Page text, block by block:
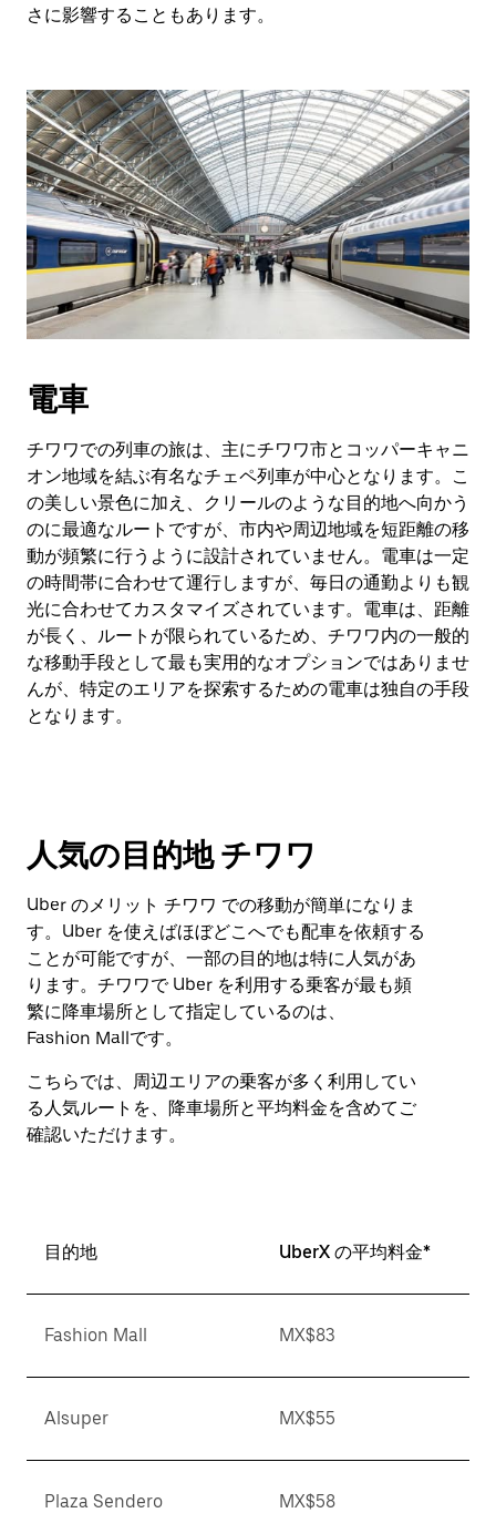
さに影響することもあります。
電車
チワワでの列車の旅は、主にチワワ市とコッパーキャニ
オン地域を結ぶ有名なチェペ列車が中心となります。こ
の美しい景色に加え、クリールのような目的地へ向かう
のに最適なルートですが、市内や周辺地域を短距離の移
動が頻繁に行うように設計されていません。電車は一定
の時間帯に合わせて運行しますが、毎日の通勤よりも観
光に合わせてカスタマイズされています。電車は、距離
が長く、ルートが限られているため、チワワ内の一般的
な移動手段として最も実用的なオプションではありませ
んが、特定のエリアを探索するための電車は独自の手段
となります。
人気の目的地 チワワ
Uber のメリット チワワ での移動が簡単になりま
す。Uber を使えばほぼどこへでも配車を依頼する
ことが可能ですが、一部の目的地は特に人気があ
ります。チワワで Uber を利用する乗客が最も頻
繁に降車場所として指定しているのは、
Fashion Mallです。
こちらでは、周辺エリアの乗客が多く利用してい
る人気ルートを、降車場所と平均料金を含めてご
確認いただけます。
目的地 UberX の平均料金*
Fashion Mall MX$83
Alsuper MX$55
Plaza Sendero MX$58